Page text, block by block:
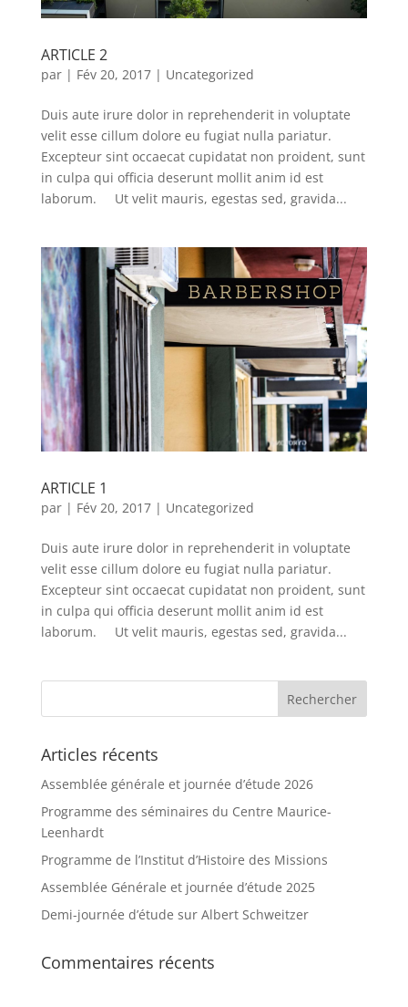
ARTICLE 2
par | Fév 20, 2017| Uncategorized
Duis aute irure dolor in reprehenderit in voluptate
velit esse cillum dolore eu fugiat nulla pariatur.
Excepteur sint occaecat cupidatat non proident, sunt
in culpa qui officia deserunt mollit anim id est
laborum. Ut velit mauris, egestas sed, gravida...
ARTICLE 1
par | Fév 20, 2017| Uncategorized
Duis aute irure dolor in reprehenderit in voluptate
velit esse cillum dolore eu fugiat nulla pariatur.
Excepteur sint occaecat cupidatat non proident, sunt
in culpa qui officia deserunt mollit anim id est
laborum. Ut velit mauris, egestas sed, gravida...
Articles récents
Assemblée générale et journée d’étude 2026
Programme des séminaires du Centre Maurice-
Leenhardt
Programme de l’Institut d’Histoire des Missions
Assemblée Générale et journée d’étude 2025
Demi-journée d’étude sur Albert Schweitzer
Commentaires récents